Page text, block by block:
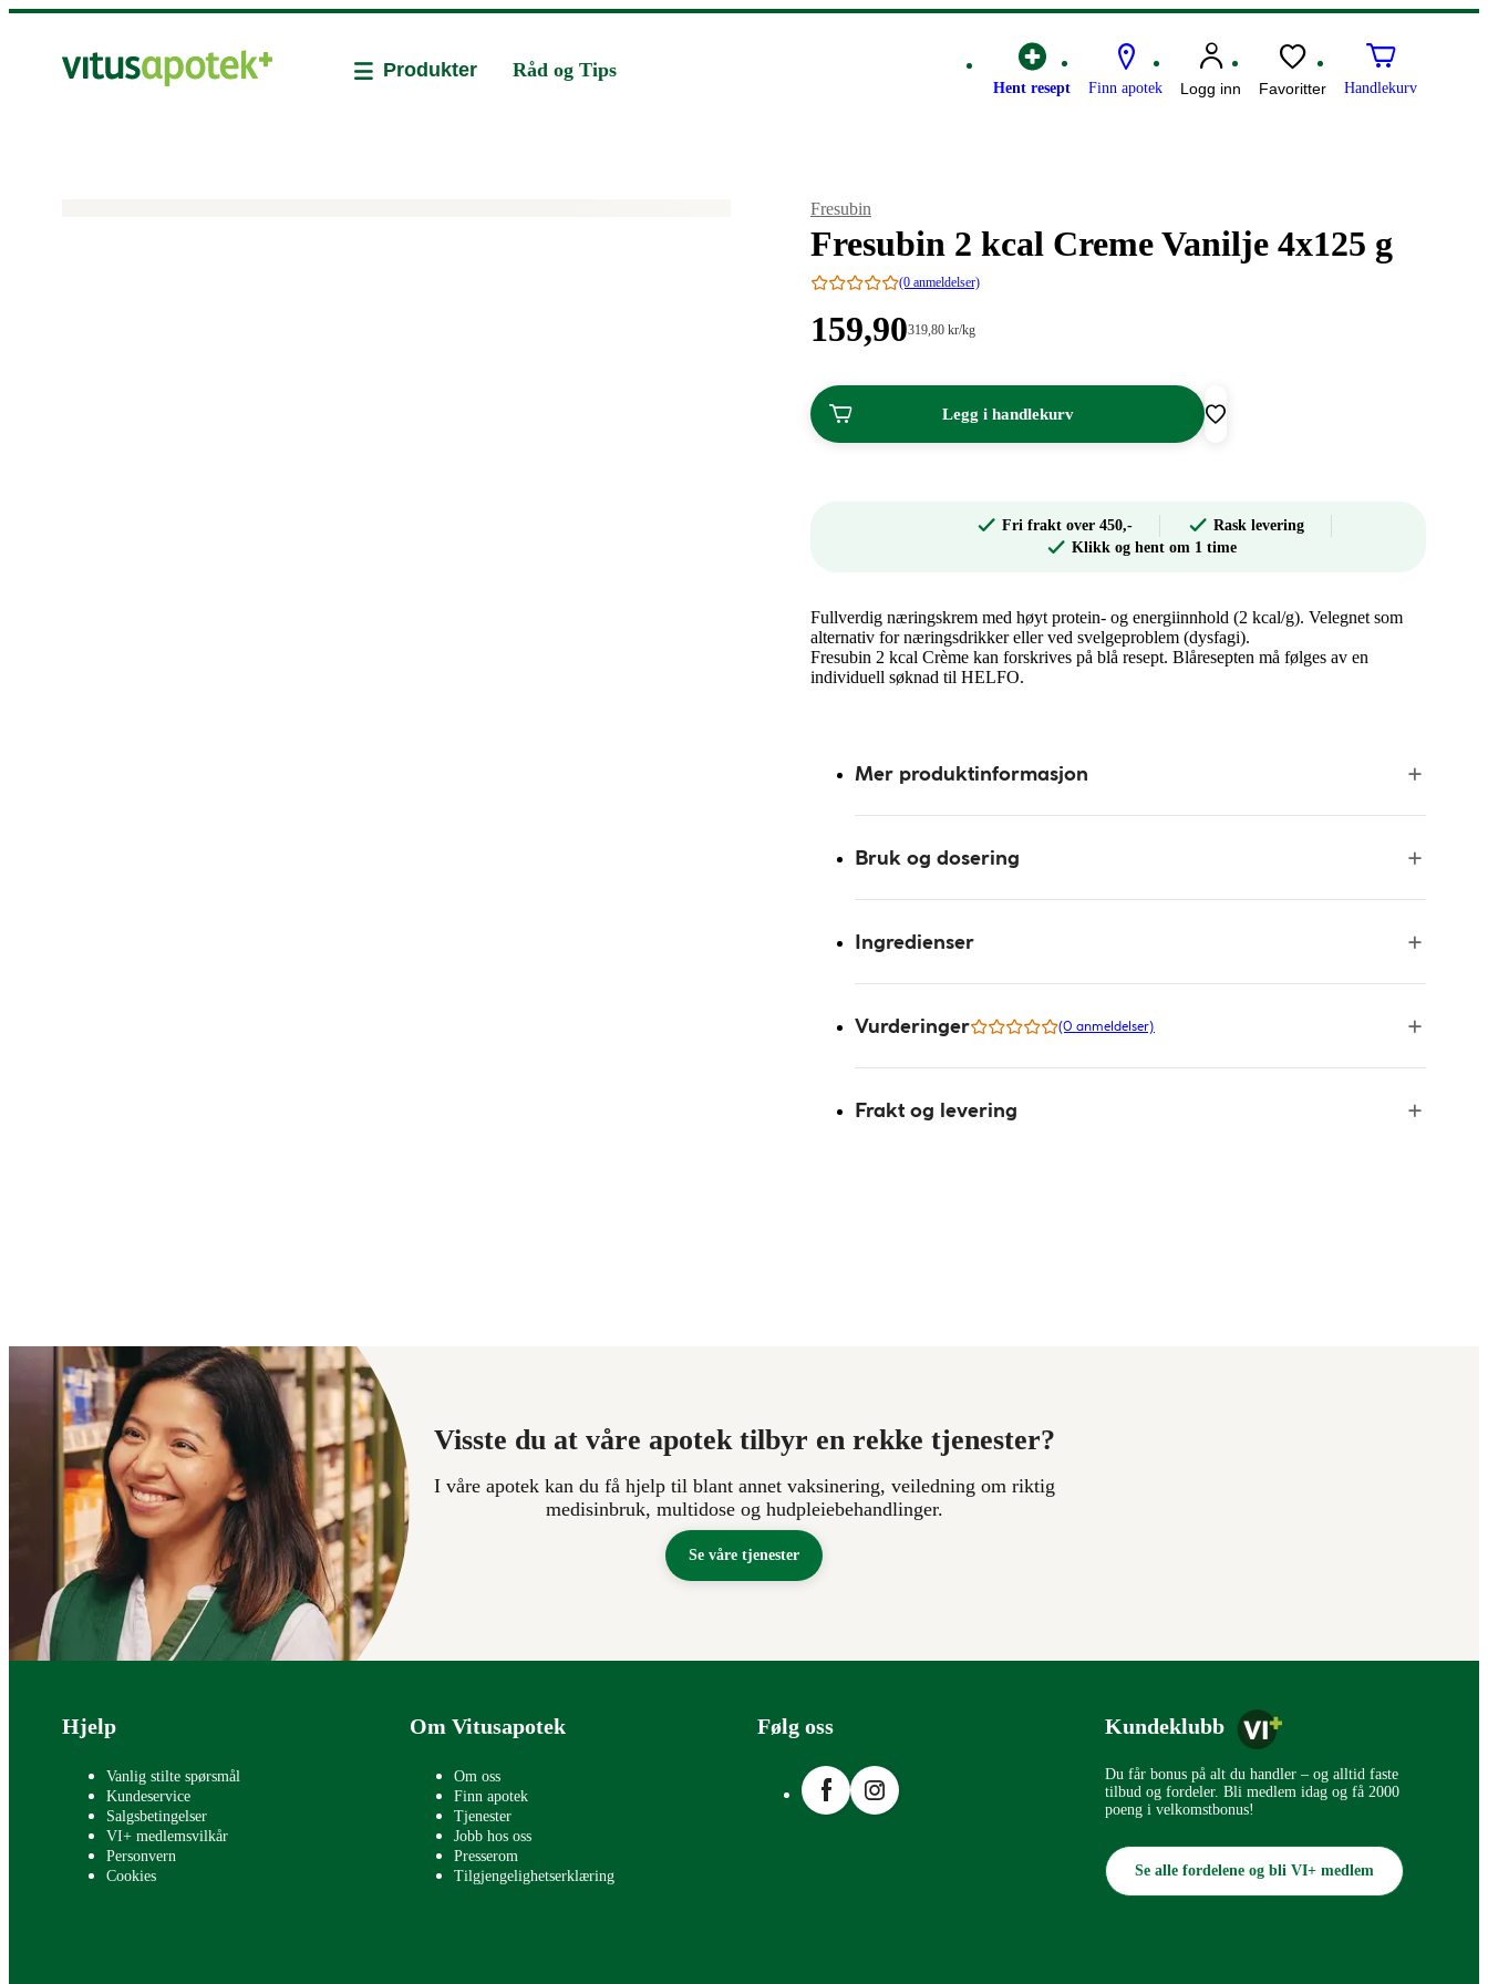
Hent resept Finn apotek Logg inn Favoritter Handlekurv
Produkter Råd og Tips
Merke:
Fresubin
Fresubin 2 kcal Creme Vanilje 4x125 g
(0 anmeldelser)
Pris:
kroner.
159,90Stykkpris:
319,80 kr/kg
Legg i handlekurv
Fri frakt over 450,-
Rask levering
Klikk og hent om 1 time
Fullverdig næringskrem med høyt protein- og energiinnhold (2 kcal/g). Velegnet som
alternativ for næringsdrikker eller ved svelgeproblem (dysfagi).
Fresubin 2 kcal Crème kan forskrives på blå resept. Blåresepten må følges av en
individuell søknad til HELFO.
Mer produktinformasjon
Bruk og dosering
Ingredienser
Vurderinger (0 anmeldelser)
Frakt og levering
Visste du at våre apotek tilbyr en rekke tjenester?
I våre apotek kan du få hjelp til blant annet vaksinering, veiledning om riktig
medisinbruk, multidose og hudpleiebehandlinger.
Se våre tjenester
Bunntekst
Hjelp
Vanlig stilte spørsmål
Kundeservice
Salgsbetingelser
VI+ medlemsvilkår
Personvern
Cookies
Om Vitusapotek
Om oss
Finn apotek
Tjenester
Jobb hos oss
Presserom
Tilgjengelighetserklæring
Følg oss
FacebookInstagram
Kundeklubb
Du får bonus på alt du handler – og alltid faste
tilbud og fordeler. Bli medlem idag og få 2000
poeng i velkomstbonus!
Se alle fordelene og bli VI+ medlem